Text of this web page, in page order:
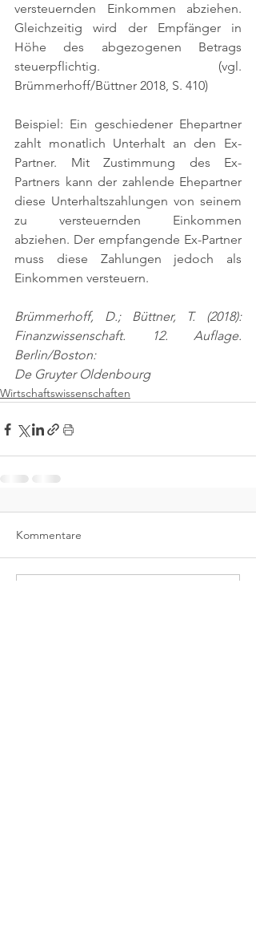
versteuernden Einkommen abziehen.
Gleichzeitig wird der Empfänger in
Höhe des abgezogenen Betrags
steuerpflichtig. (vgl.
Brümmerhoff/Büttner 2018, S. 410)
Beispiel: Ein geschiedener Ehepartner
zahlt monatlich Unterhalt an den Ex-
Partner. Mit Zustimmung des Ex-
Partners kann der zahlende Ehepartner
diese Unterhaltszahlungen von seinem
zu versteuernden Einkommen
abziehen. Der empfangende Ex-Partner
muss diese Zahlungen jedoch als
Einkommen versteuern.
Brümmerhoff, D.; Büttner, T. (2018):
Finanzwissenschaft. 12. Auflage.
Berlin/Boston:
De Gruyter Oldenbourg
Wirtschaftswissenschaften
Kommentare